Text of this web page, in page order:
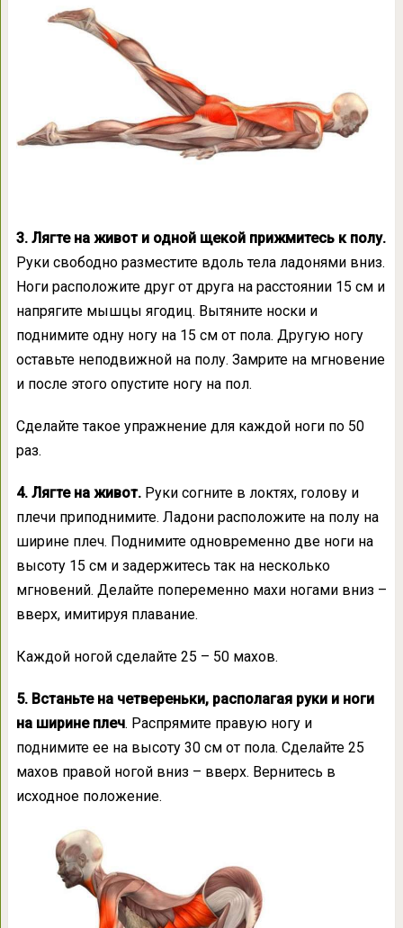
3. Лягте на живот и одной щекой прижмитесь к полу.
Руки свободно разместите вдоль тела ладонями вниз.
Ноги расположите друг от друга на расстоянии 15 см и
напрягите мышцы ягодиц. Вытяните носки и
поднимите одну ногу на 15 см от пола. Другую ногу
оставьте неподвижной на полу. Замрите на мгновение
и после этого опустите ногу на пол.
Сделайте такое упражнение для каждой ноги по 50
раз.
4. Лягте на живот.Руки согните в локтях, голову и
плечи приподнимите. Ладони расположите на полу на
ширине плеч. Поднимите одновременно две ноги на
высоту 15 см и задержитесь так на несколько
мгновений. Делайте попеременно махи ногами вниз –
вверх, имитируя плавание.
Каждой ногой сделайте 25 – 50 махов.
5. Встаньте на четвереньки, располагая руки и ноги
на ширине плеч. Распрямите правую ногу и
поднимите ее на высоту 30 см от пола. Сделайте 25
махов правой ногой вниз – вверх. Вернитесь в
исходное положение.